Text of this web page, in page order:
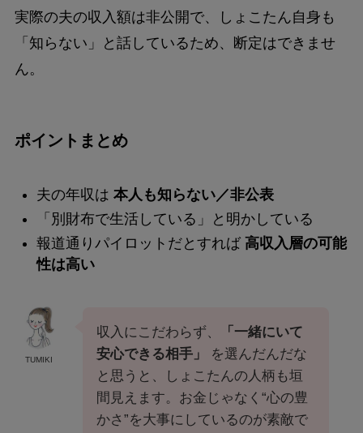
実際の夫の収入額は非公開で、しょこたん自身も
「知らない」と話しているため、断定はできませ
ん。
ポイントまとめ
夫の年収は 本人も知らない／非公表
「別財布で生活している」と明かしている
報道通りパイロットだとすれば 高収入層の可能
性は高い
TUMIKI
収入にこだわらず、
「一緒にいて
安心できる相手」
を選んだんだな
と思うと、しょこたんの人柄も垣
間見えます。お金じゃなく“心の豊
かさ”を大事にしているのが素敵で